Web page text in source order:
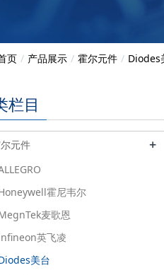
页 产品展示 霍尔元件 Diodes
栏目
元件 +
霍尼韦尔
麦歌恩
英飞凌
美台